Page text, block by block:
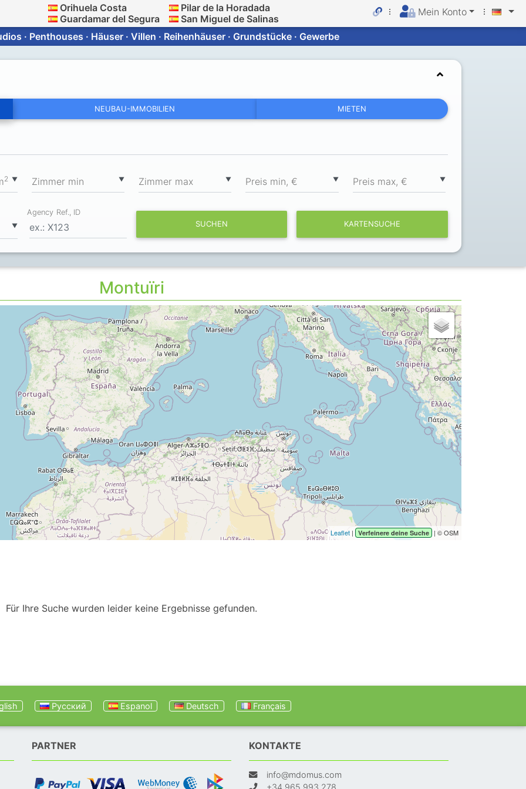
Orihuela Costa
Guardamar del Segura
Pilar de la Horadada
San Miguel de Salinas
Mein Konto
· Penthouses · Häuser · Villen · Reihenhäuser · Grundstücke · Gewerbe
NEUBAU-IMMOBILIEN MIETEN
▼
2 ▼
Zimmer min ▼
Zimmer max ▼
Preis min, € ▼
Preis max, €
▼
Agency Ref., ID
SUCHEN
KARTENSUCHE
Montuïri
Leaflet | Verfeinere deine Suche | © OSM
Für Ihre Suche wurden leider keine Ergebnisse gefunden.
Русский Espanol Deutsch Français
PARTNER KONTAKTE
info@mdomus.com
+34 965 993 278